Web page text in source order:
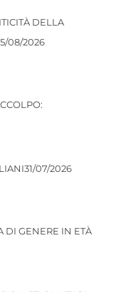
DELLA
08/2026
31/07/2026
DI GENERE IN ETÀ